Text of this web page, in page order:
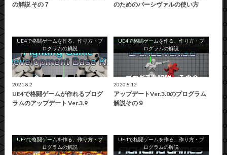
の解説 その７
のためのパーシヴァルの使い方
UE4で格闘ゲームを作る、作り方・プ
ログラムの解説
2021.8.2
UE4で格闘ゲームが作れるプログ
ラムのアップデート Ver.3.9
UE4で格闘ゲームを作る、作り方・プ
ログラムの解説
2020.8.12
アップデートVer.3.0のプログラム
解説その９
UE4で格闘ゲームを作る、作り方・プ
ログラムの解説
UE4で格闘ゲームを作る、作り方・プ
ログラムの解説